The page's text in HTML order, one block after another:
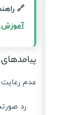
🔗
آموزش
پیامدهای
عدم
رد